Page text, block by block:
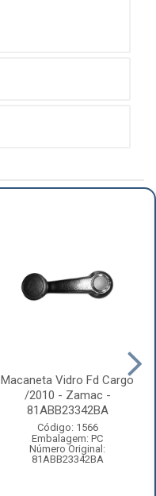
Macaneta Vidro Fd Cargo
/2010 - Zamac -
81ABB23342BA
Código: 1566
Embalagem: PC
Número Original:
81ABB23342BA